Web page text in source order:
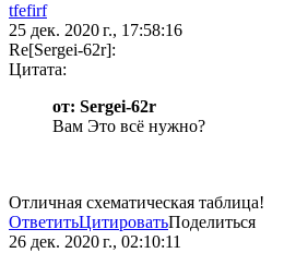
tfefirf
25 дек. 2020 г., 17:58:16
Re[Sergei-62r]:
Цитата:
от: Sergei-62r
Вам Это всё нужно?
Отличная схематическая таблица!
ОтветитьЦитироватьПоделиться
26 дек. 2020 г., 02:10:11